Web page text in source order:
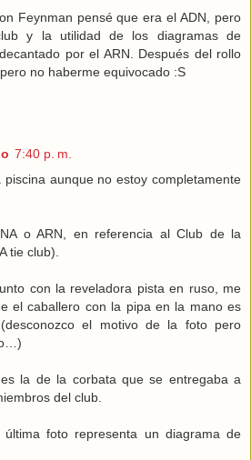
Feynman pensé que era el ADN, pero
y la utilidad de los diagramas de
por el ARN. Después del rollo
no haberme equivocado :S
7:40 p. m.
aunque no estoy completamente
o ARN, en referencia al Club de la
tie club).
con la reveladora pista en ruso, me
el caballero con la pipa en la mano es
el motivo de la foto pero
la de la corbata que se entregaba a
del club.
última foto representa un diagrama de